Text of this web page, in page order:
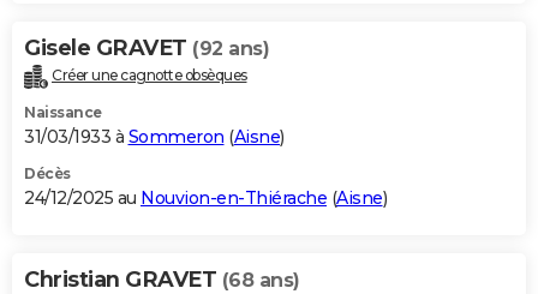
Bricolage
Lifestyle
Culture
Sport
Auto
Television
Voyage
Cinema
Gisele GRAVET (92 ans)
Créer une cagnotte obsèques
Naissance
31/03/1933 à Sommeron (Aisne)
Décès
24/12/2025 au Nouvion-en-Thiérache (Aisne)
Christian GRAVET (68 ans)